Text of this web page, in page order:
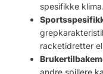
spesifikke klima.
racketidretter
andre spillere